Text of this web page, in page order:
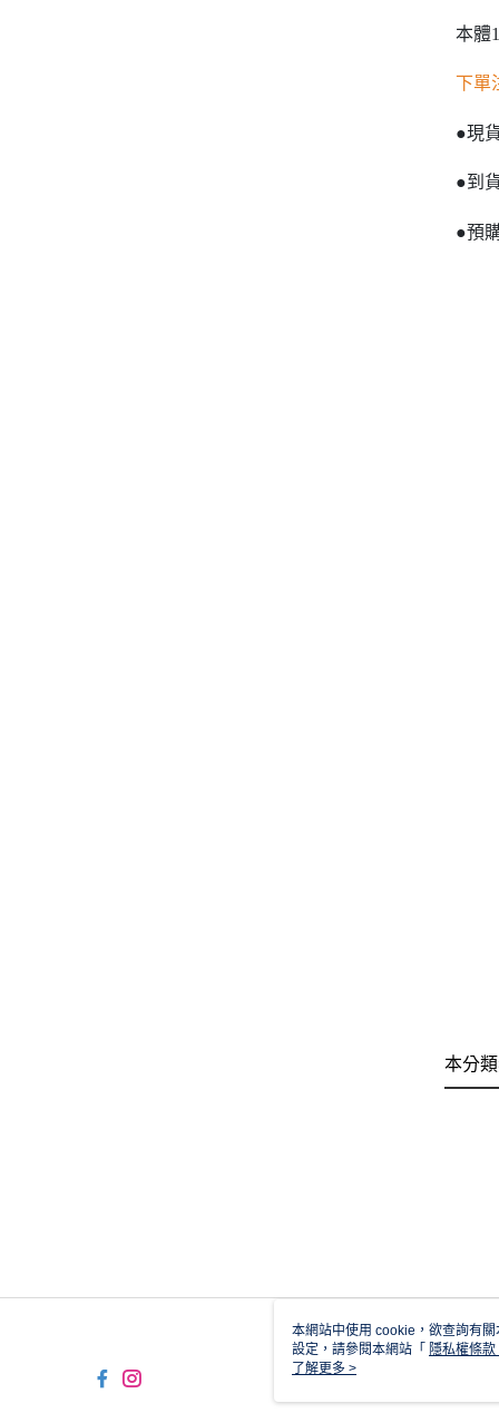
本體
下單
●現
●到
●預
本分
本網站中使用 cookie，欲查詢有
設定，請參閱本網站「 隱私權條款
使用 cookie。
了解更多 >